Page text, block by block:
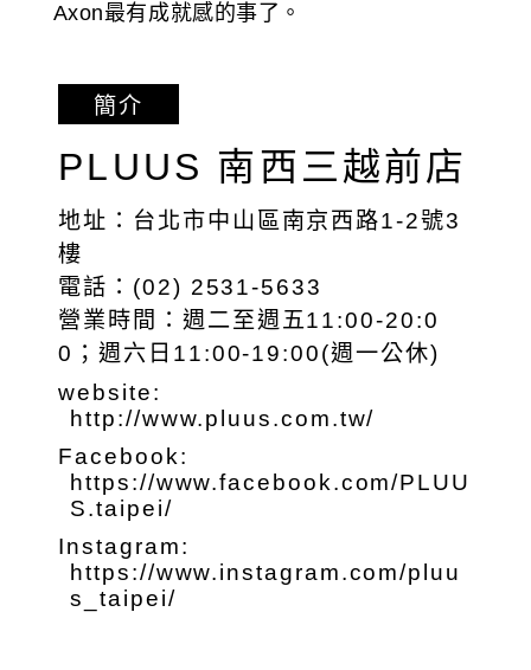
Axon最有成就感的事了。
簡介
PLUUS 南西三越前店
地址：台北市中山區南京西路1-2號3
樓
電話：(02) 2531-5633
營業時間：週二至週五11:00-20:0
0；週六日11:00-19:00(週一公休)
website:
http://www.pluus.com.tw/
Facebook:
https://www.facebook.com/PLUU
S.taipei/
Instagram:
https://www.instagram.com/pluu
s_taipei/